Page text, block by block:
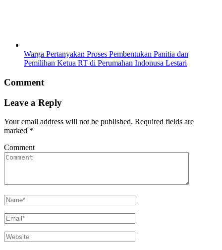
Warga Pertanyakan Proses Pembentukan Panitia dan
Pemilihan Ketua RT di Perumahan Indonusa Lestari
Comment
Leave a Reply
Your email address will not be published. Required fields are
marked *
Comment